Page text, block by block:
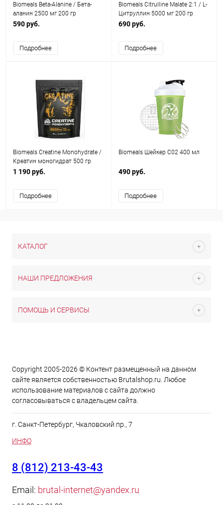
Biomeals Beta-Alanine / Бета-
аланин 2500 мг 200 гр
590 руб.
Подробнее
Biomeals Citrulline Malate 2:1 / L-
Цитруллин 5000 мг 200 гр
690 руб.
Подробнее
Biomeals Creatine Monohydrate /
Креатин моногидрат 500 гр
1 190 руб.
Подробнее
Biomeals Шейкер C02 400 мл
490 руб.
Подробнее
КАТАЛОГ
НАШИ ПРЕДЛОЖЕНИЯ
ПОМОЩЬ И СЕРВИСЫ
Copyright 2005-2026 © Контент размещенный на данном
сайте является cобственностью Brutalshop.ru. Любое
использование материалов с сайта должно
согласовываться с владельцем сайта.
г. Санкт-Петербург, Чкаловский пр., 7
ИНФО
8 (812) 213-43-43
Email: brutal-internet@yandex.ru